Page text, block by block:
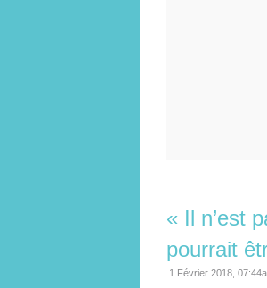
« Il n’est
pourrait
1 Février 2018,